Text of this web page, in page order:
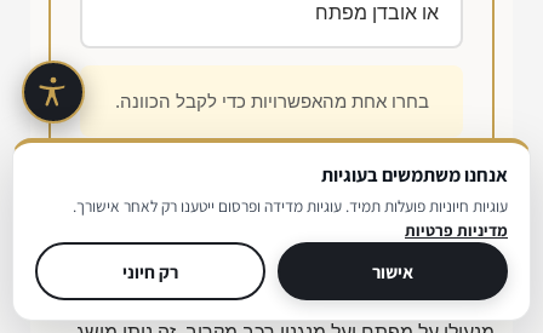
או אובדן מפתח
בחרו אחת מהאפשרויות כדי לקבל הכוונה.
רגע לפני שמתקשרים
בסרטון הקצר הבא אפשר לראות איך נראית עבודת
אנחנו משתמשים בעוגיות
עוגיות חיוניות פועלות תמיד. עוגיות מדידה ופרסום ייטענו רק לאחר אישורך.
מדיניות פרטיות
אישור רק חיוני